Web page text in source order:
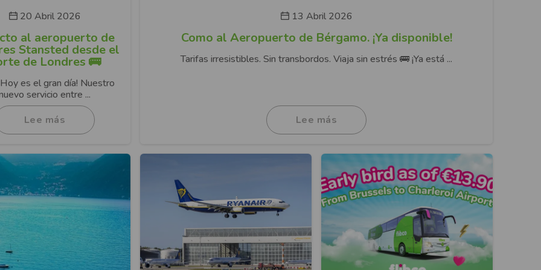
20 Abril 2026
al aeropuerto de
Stansted desde el
de Londres 🚌
es el gran día! Nuestro
servicio entre ...
Lee más
13 Abril 2026
Como al Aeropuerto de Bérgamo. ¡Ya disponible!
Tarifas irresistibles. Sin transbordos. Viaja sin estrés 🚌 ¡Ya está ...
Lee más